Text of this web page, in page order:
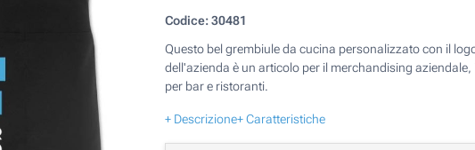
Codice: 30481
Questo bel grembiule da cucina personalizzato con il
dell'azienda è un articolo per il merchandising aziendale,
per bar e ristoranti.
+ Descrizione+ Caratteristiche